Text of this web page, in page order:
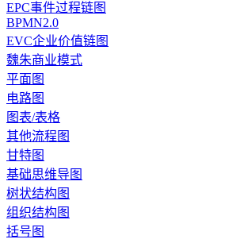
EPC事件过程链图
BPMN2.0
EVC企业价值链图
魏朱商业模式
平面图
电路图
图表/表格
其他流程图
甘特图
基础思维导图
树状结构图
组织结构图
括号图